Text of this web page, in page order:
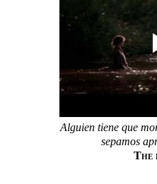
Alguien tiene que
sepamos
The